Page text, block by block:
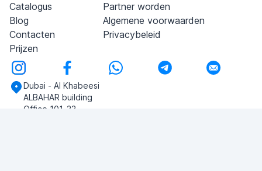
Catalogus
Blog
Contacten
Prijzen
Partner worden
Algemene voorwaarden
Privacybeleid
Dubai - Al Khabeesi
ALBAHAR building
Office 101-33